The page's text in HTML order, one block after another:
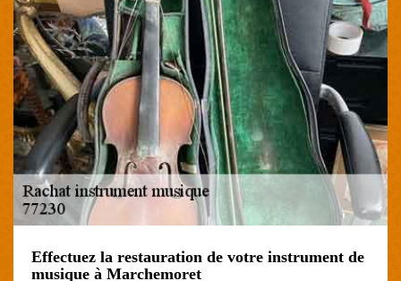
Effectuez la restauration de votre instrument de
musique à Marchemoret